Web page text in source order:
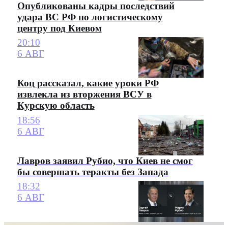
Опубликованы кадры последствий
удара ВС РФ по логистическому
центру под Киевом
20:10
6 АВГ
Коц рассказал, какие уроки РФ
извлекла из вторжения ВСУ в
Курскую область
18:56
6 АВГ
Лавров заявил Рубио, что Киев не смог
бы совершать теракты без Запада
18:32
6 АВГ